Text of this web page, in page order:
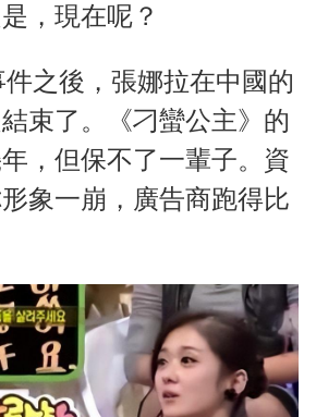
，現在呢？
之後，張娜拉在中國的
束了。《刁蠻公主》的
，但保不了一輩子。資
象一崩，廣告商跑得比